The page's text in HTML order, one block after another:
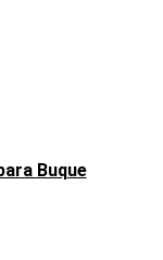
Buque